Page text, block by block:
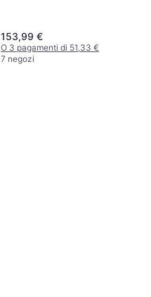
153,99 €
O 3 pagamenti di 51,33 €
7 negozi